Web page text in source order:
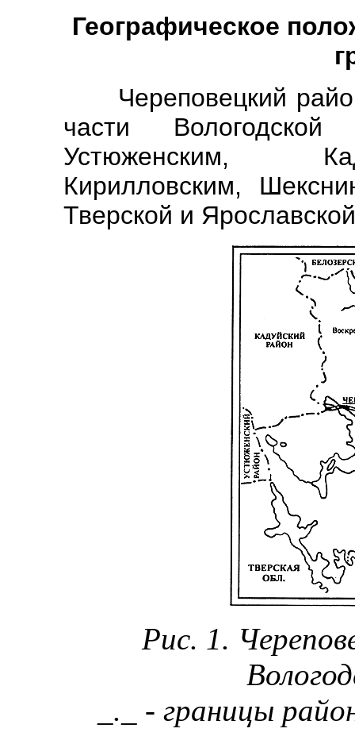
Географическое
Череповецкий
части
Устюженским,
Кирилловским,
Тверской и
Рис. 1.
_._ - границы